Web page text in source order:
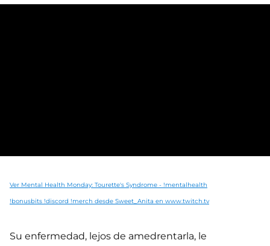
Ver Mental Health Monday: Tourette's Syndrome - !mentalhealth
!bonusbits !discord !merch desde Sweet_Anita en www.twitch.tv
Su enfermedad, lejos de amedrentarla, le